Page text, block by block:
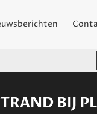
BIJ